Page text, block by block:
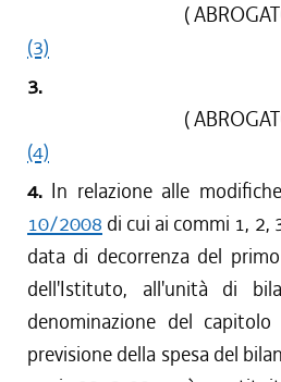
(
(3)
3.
(
(4)
4. In relazione alle
10/2008 di cui ai commi 1, 2,
data di decorrenza del
dell'Istituto, all'unità di
denominazione del
previsione della spesa del